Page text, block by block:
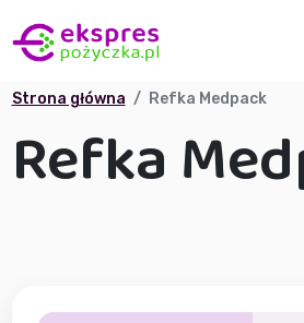
Strona główna Refka Medpack
Refka